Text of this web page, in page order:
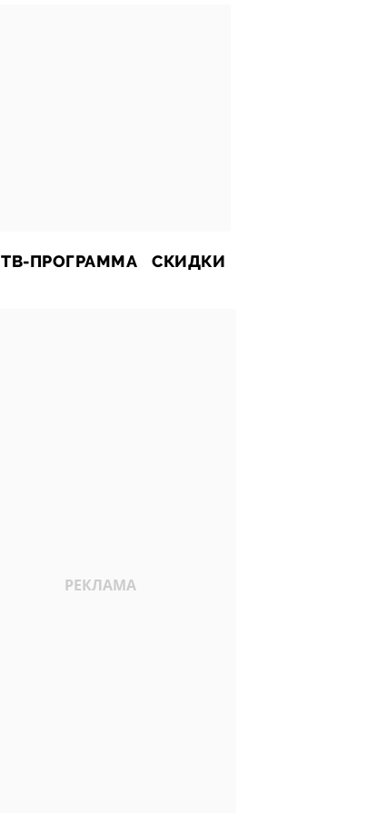
ТВ-ПРОГРАММА СКИДКИ